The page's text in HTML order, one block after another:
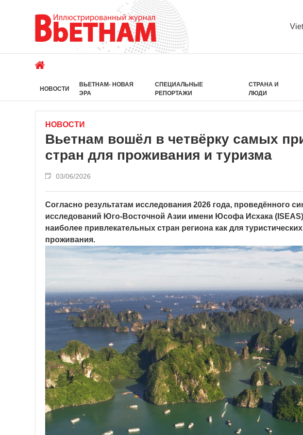
НОВОСТИ
ВЬЕТНАМ- НОВАЯ
ЭРА
СПЕЦИАЛЬНЫЕ
РЕПОРТАЖИ
СТРАНА И
ЛЮДИ
НОВОСТИ
Вьетнам вошёл в четвёрку самых
стран для проживания и туризма
03/06/2026
Согласно результатам исследования 2026 года, проведённого
исследований Юго-Восточной Азии имени Юсофа Исхака
наиболее привлекательных стран региона как для
проживания.